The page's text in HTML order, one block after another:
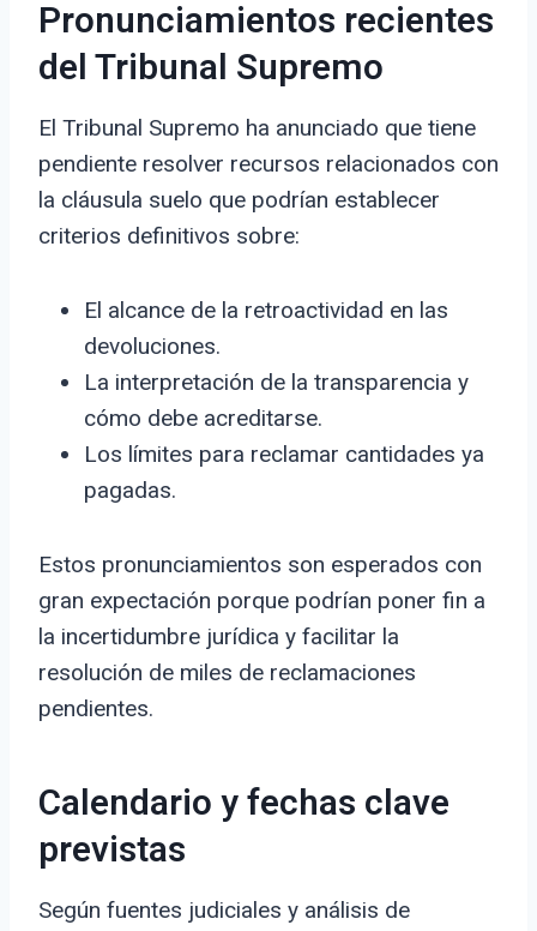
Pronunciamientos recientes
del Tribunal Supremo
El Tribunal Supremo ha anunciado que tiene
pendiente resolver recursos relacionados con
la cláusula suelo que podrían establecer
criterios definitivos sobre:
El alcance de la retroactividad en las
devoluciones.
La interpretación de la transparencia y
cómo debe acreditarse.
Los límites para reclamar cantidades ya
pagadas.
Estos pronunciamientos son esperados con
gran expectación porque podrían poner fin a
la incertidumbre jurídica y facilitar la
resolución de miles de reclamaciones
pendientes.
Calendario y fechas clave
previstas
Según fuentes judiciales y análisis de